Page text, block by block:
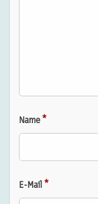
Name*
E-Mail *